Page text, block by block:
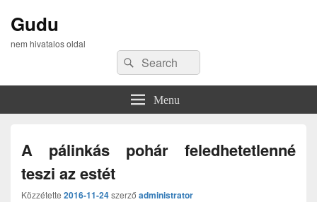
Gudu
nem hivatalos oldal
Search
for:
Search
Menu
A pálinkás pohár feledhetetlenné
teszi az estét
Közzétette 2016-11-24szerző administrator